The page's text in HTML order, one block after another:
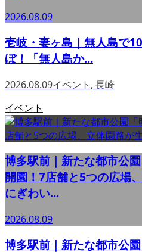
2026.08.09
壱岐・妻ヶ島｜無人島で
ぼ！「無人島か...
2026.08.09イベント , 長崎
イベント
博多駅前｜新たな都市公
開園！7店舗と5つの広場
にぎわい...
2026.08.09
博多駅前｜新たな都市公